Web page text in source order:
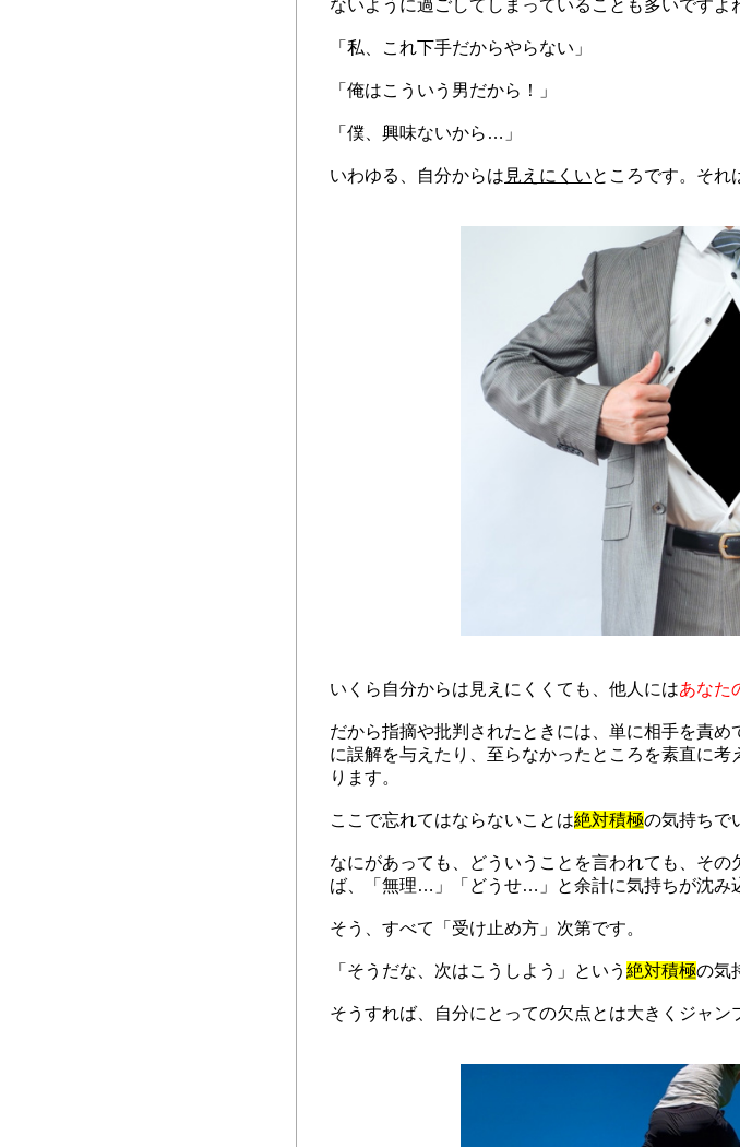
ないように過ごしてしまっていることも多いですよ
「私、これ下手だからやらない」
「俺はこういう男だから！」
「僕、興味ないから…」
いわゆる、自分からは 見えにくいところです。それ
いくら自分からは見えにくくても、他人にはあなた
だから指摘や批判されたときには、単に相手を責
に誤解を与えたり、至らなかったところを素直に
ります。
ここで忘れてはならないことは絶対積極の気持ちで
なにがあっても、どういうことを言われても、そ
ば、「無理…」「どうせ…」と余計に気持ちが沈み
そう、すべて「受け止め方」次第です。
「そうだな、次はこうしよう」という 絶対積極の気
そうすれば、自分にとっての欠点とは大きくジャン